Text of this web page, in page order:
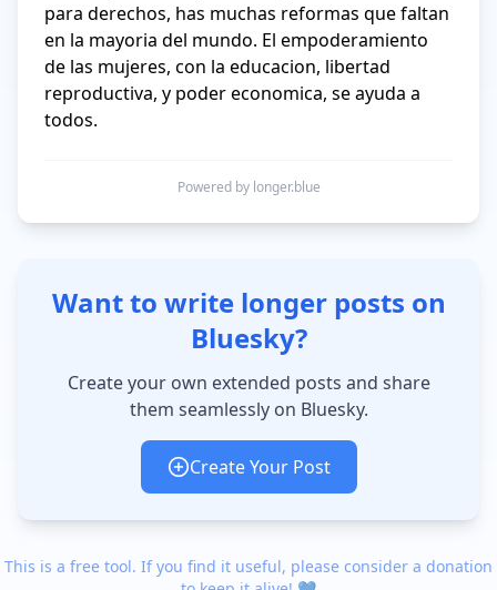
para derechos, has muchas reformas que faltan
en la mayoria del mundo. El empoderamiento
de las mujeres, con la educacion, libertad
reproductiva, y poder economica, se ayuda a
todos.
Powered by longer.blue
Want to write longer posts on
Bluesky?
Create your own extended posts and share
them seamlessly on Bluesky.
Create Your Post
This is a free tool. If you find it useful, please consider a donation